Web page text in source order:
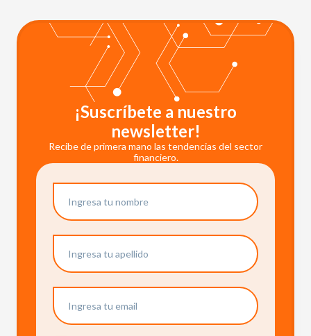
¡Suscríbete a nuestro
newsletter!
Recibe de primera mano las tendencias del sector
financiero.